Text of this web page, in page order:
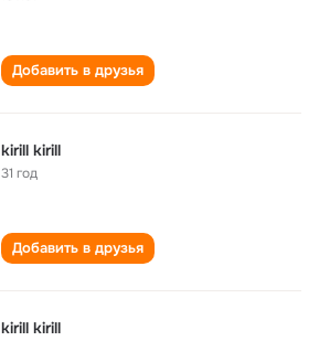
Добавить в друзья
kirill kirill
31 год
Добавить в друзья
kirill kirill